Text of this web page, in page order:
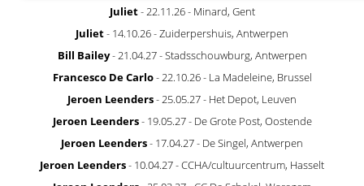
Juliet- 22.11.26 - Minard, Gent
Juliet- 14.10.26 - Zuiderpershuis, Antwerpen
Bill Bailey- 21.04.27 - Stadsschouwburg, Antwerpen
Francesco De Carlo- 22.10.26 - La Madeleine, Brussel
Jeroen Leenders- 25.05.27 - Het Depot, Leuven
Jeroen Leenders- 19.05.27 - De Grote Post, Oostende
Jeroen Leenders- 17.04.27 - De Singel, Antwerpen
Jeroen Leenders- 10.04.27 - CCHA/cultuurcentrum, Hasselt